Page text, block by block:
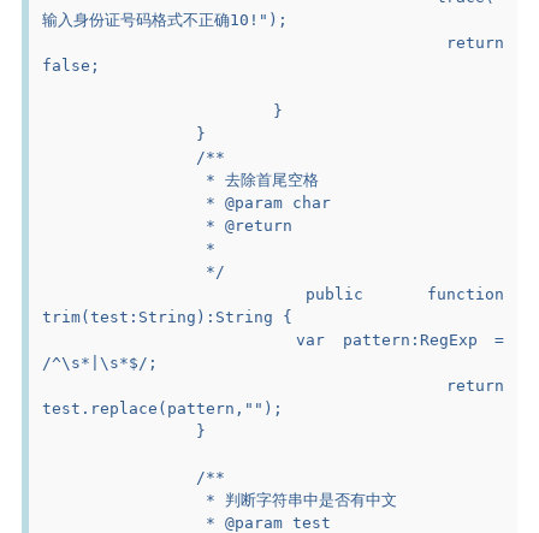
输入身份证号码格式不正确10!");
false;
			}
		}
		/**
		 * 去除首尾空格
		 * @param char
		 * @return
		 *
		 */
trim(test:String):String {
			var pattern:RegExp =
/^\s*|\s*$/;
test.replace(pattern,"");
		}
		/**
		 * 判断字符串中是否有中文
		 * @param test